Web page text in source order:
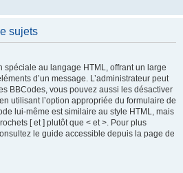
sujets
spéciale au langage HTML, offrant un large
d’un message. L’administrateur peut
BBCodes, vous pouvez aussi les désactiver
utilisant l’option appropriée du formulaire de
lui-même est similaire au style HTML, mais
[ et ] plutôt que < et >. Pour plus
le guide accessible depuis la page de